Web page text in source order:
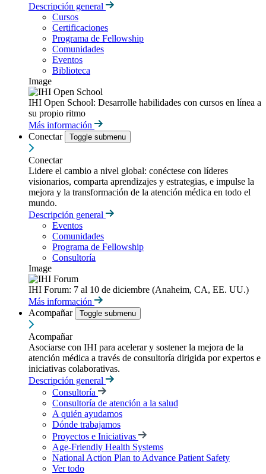
Descripción general
Cursos
Certificaciones
Programa de Fellowship
Comunidades
Eventos
Biblioteca
Image
IHI Open School: Desarrolle habilidades con cursos en línea a
su propio ritmo
Más información
Conectar
Toggle submenu
Conectar
Lidere el cambio a nivel global: conéctese con líderes
visionarios, comparta aprendizajes y estrategias, e impulse la
mejora y la transformación de la atención médica en todo el
mundo.
Descripción general
Eventos
Comunidades
Programa de Fellowship
Consultoría
Image
IHI Forum: 7 al 10 de diciembre (Anaheim, CA, EE. UU.)
Más información
Acompañar
Toggle submenu
Acompañar
Asociarse con IHI para acelerar y sostener la mejora de la
atención médica a través de consultoría dirigida por expertos e
iniciativas colaborativas.
Descripción general
Consultoría
Consultoría de atención a la salud
A quién ayudamos
Dónde trabajamos
Proyectos e Iniciativas
Age-Friendly Health Systems
National Action Plan to Advance Patient Safety
Ver todo